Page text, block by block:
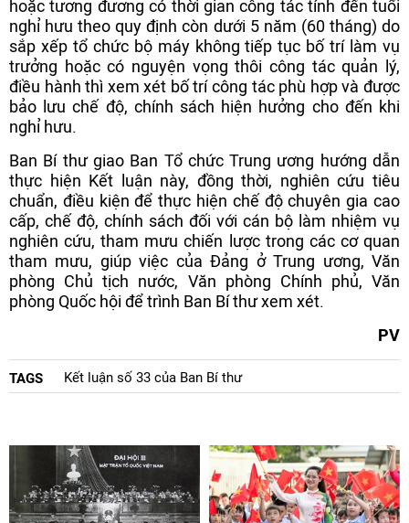
hoặc tương đương có thời gian công tác tính đến tuổi
nghỉ hưu theo quy định còn dưới 5 năm (60 tháng) do
sắp xếp tổ chức bộ máy không tiếp tục bố trí làm vụ
trưởng hoặc có nguyện vọng thôi công tác quản lý,
điều hành thì xem xét bố trí công tác phù hợp và được
bảo lưu chế độ, chính sách hiện hưởng cho đến khi
nghỉ hưu.
Ban Bí thư giao Ban Tổ chức Trung ương hướng dẫn
thực hiện Kết luận này, đồng thời, nghiên cứu tiêu
chuẩn, điều kiện để thực hiện chế độ chuyên gia cao
cấp, chế độ, chính sách đối với cán bộ làm nhiệm vụ
nghiên cứu, tham mưu chiến lược trong các cơ quan
tham mưu, giúp việc của Đảng ở Trung ương, Văn
phòng Chủ tịch nước, Văn phòng Chính phủ, Văn
phòng Quốc hội để trình Ban Bí thư xem xét.
PV
TAGS Kết luận số 33 của Ban Bí thư